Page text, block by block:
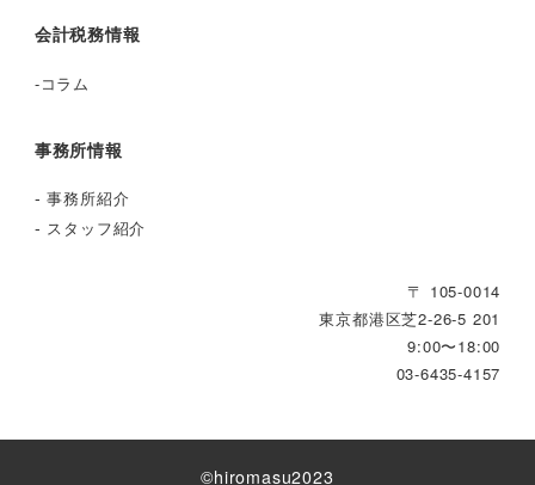
会計税務情報
-コラム
事務所情報
-事務所紹介
- スタッフ紹介
〒 105-0014
東京都港区芝2‐26‐5 201
9:00〜18:00
03-6435-4157
©︎hiromasu2023